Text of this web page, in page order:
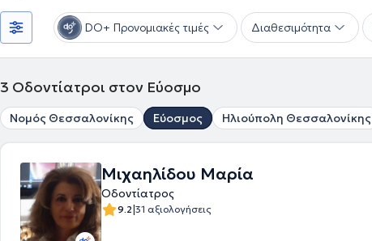
DO+ Προνομιακές τιμές Διαθεσιμότητα
3 Οδοντίατροι στον Εύοσμο
Νομός Θεσσαλονίκης Εύοσμος Ηλιούπολη Θεσσαλονίκης
Μιχαηλίδου Μαρία
Οδοντίατρος
9.2|31 αξιολογήσεις